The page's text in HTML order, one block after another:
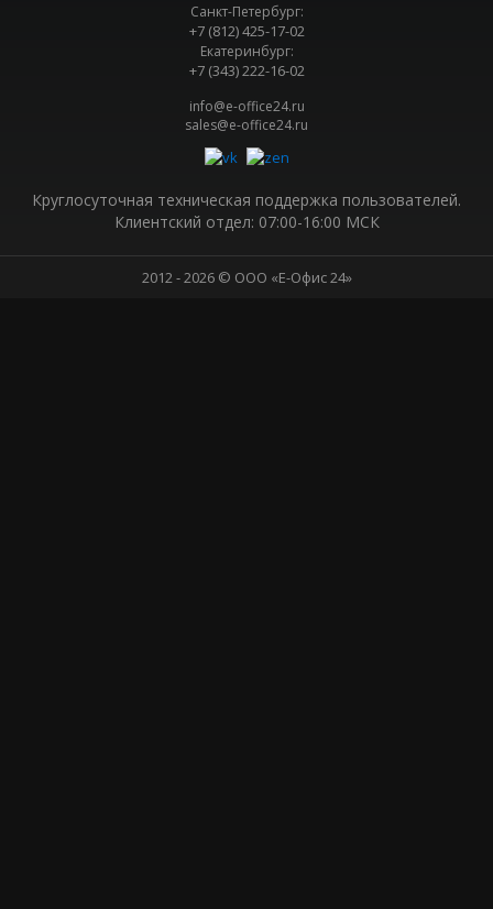
Санкт-Петербург:
+7 (812) 425-17-02
Екатеринбург:
+7 (343) 222-16-02
info@e-office24.ru
sales@e-office24.ru
Круглосуточная техническая поддержка пользователей.
Клиентский отдел: 07:00-16:00 МСК
2012 ‒ 2026 © ООО «Е-Офис 24»